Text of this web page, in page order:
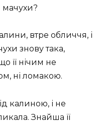
мачухи?
втре обличчя, і
знову така,
її нічим не
ні ломакою.
калиною, і не
Знайша її